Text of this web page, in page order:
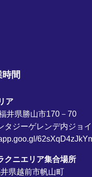
間
ア
井県勝山市170－70
タジーゲレンデ内ジョ
ニエリア集合場所
県越前市帆山町